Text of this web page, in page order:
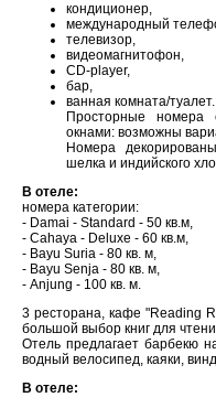
кондиционер,
международный
телевизор,
видеомагнитофон,
СD-player,
бар,
ванная комната/туалет.
Просторные
окнами: возможны
Номера
шелка и индийского
В отеле:
номера категории:
- Damai - Standard - 50 кв.м,
- Cahaya - Deluxe - 60 кв.м,
- Bayu Suria - 80 кв. м,
- Bayu Senja - 80 кв. м,
- Anjung - 100 кв. м.
3 ресторана, кафе "Reading
большой выбор книг для
Отель предлагает барбекю
водный велосипед, каяки,
В отеле: